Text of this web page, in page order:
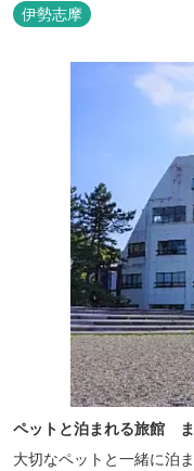
伊勢志摩
ペットと泊まれる旅館
大切なペットと一緒に泊